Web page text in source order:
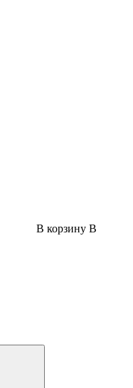
В корзину В